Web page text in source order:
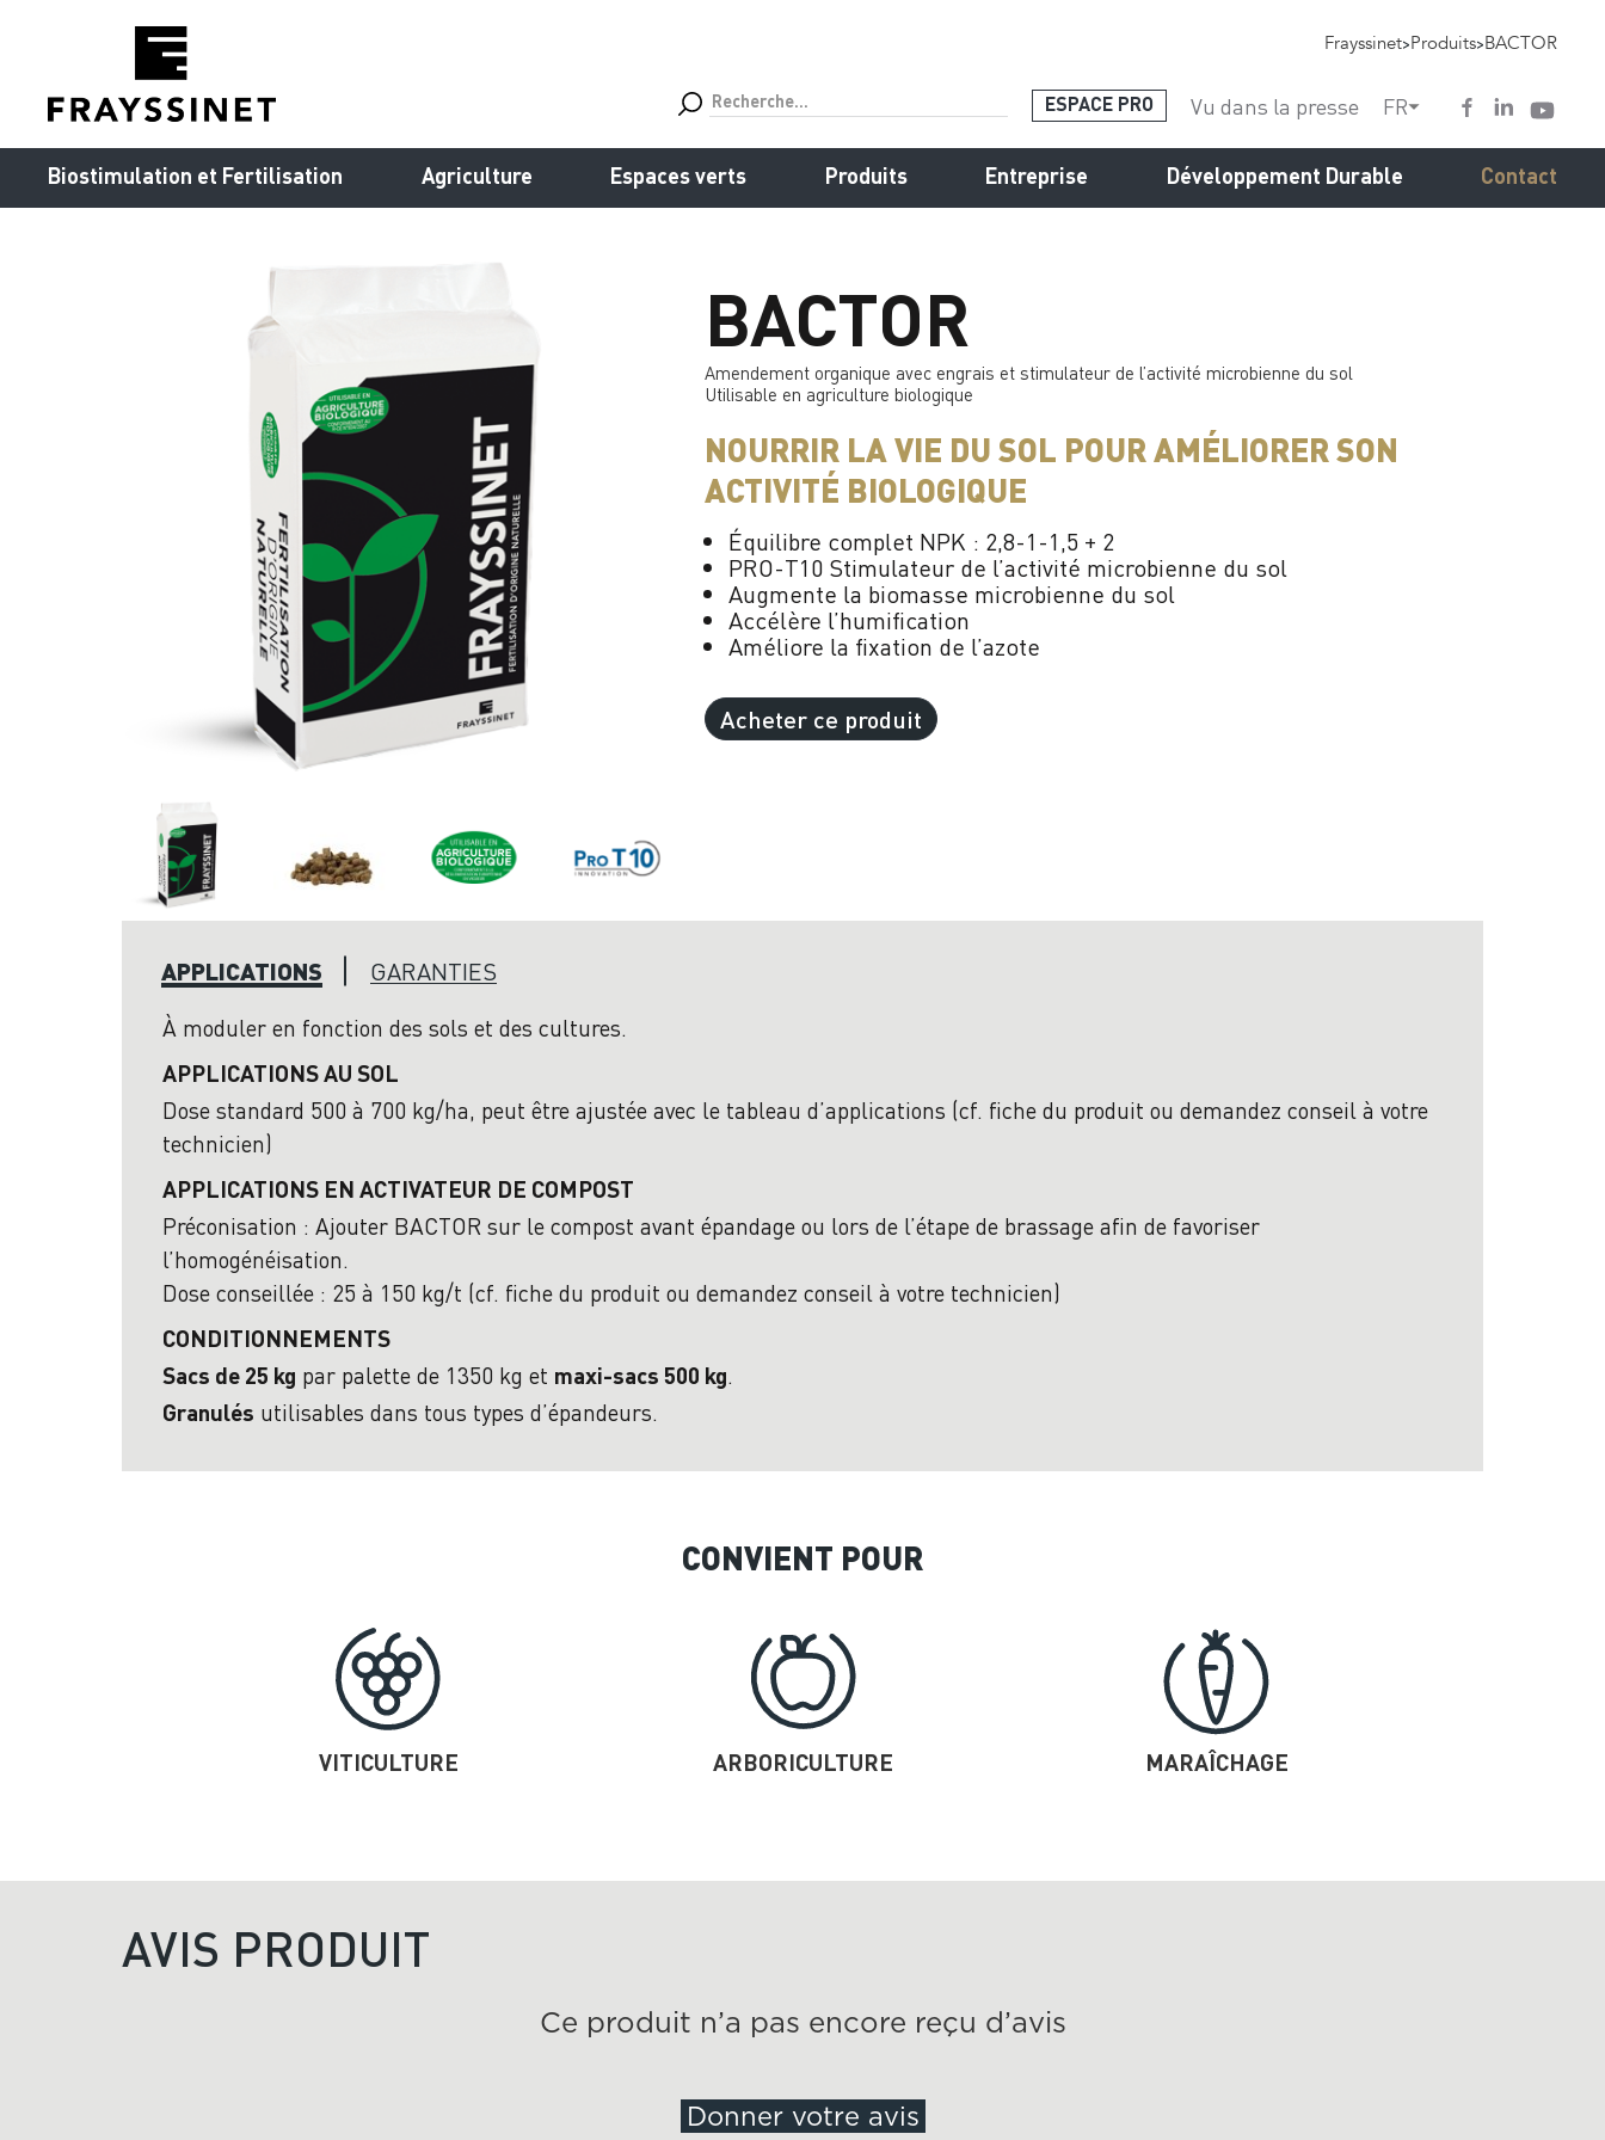
Frayssinet>Produits>BACTOR
ESPACE PRO Vu dans la presse FR
Biostimulation et Fertilisation Agriculture Espaces verts Produits Entreprise Développement Durable Contact
BACTOR
Amendement organique avec engrais et stimulateur de l’activité microbienne du sol
Utilisable en agriculture biologique
NOURRIR LA VIE DU SOL POUR AMÉLIORER SON
ACTIVITÉ BIOLOGIQUE
Équilibre complet NPK : 2,8-1-1,5 + 2
PRO-T10 Stimulateur de l’activité microbienne du sol
Augmente la biomasse microbienne du sol
Accélère l’humification
Améliore la fixation de l’azote
Acheter ce produit
APPLICATIONS GARANTIES
À moduler en fonction des sols et des cultures.
APPLICATIONS AU SOL
Dose standard 500 à 700 kg/ha, peut être ajustée avec le tableau d’applications (cf. fiche du produit ou demandez conseil à votre
technicien)
APPLICATIONS EN ACTIVATEUR DE COMPOST
Préconisation : Ajouter BACTOR sur le compost avant épandage ou lors de l’étape de brassage afin de favoriser
l’homogénéisation.
Dose conseillée : 25 à 150 kg/t (cf. fiche du produit ou demandez conseil à votre technicien)
CONDITIONNEMENTS
Sacs de 25 kg par palette de 1350 kg et maxi-sacs 500 kg
Granulés utilisables dans tous types d’épandeurs.
CONVIENT POUR
VITICULTURE ARBORICULTURE MARAÎCHAGE
AVIS PRODUIT
Ce produit n’a pas encore reçu d’avis
Donner votre avis